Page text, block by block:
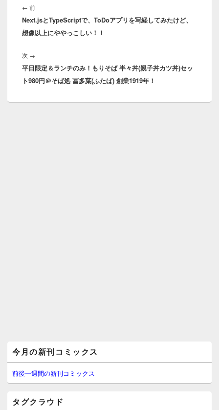
稿
ナ
ビ
ゲ
シ
ョ
ン
← 前前
の
投
Next.jsとTypeScriptで、ToDoアプリを写経してみたけど、
想像以上にややっこしい！！
次 →
の
投
平日限定＆ランチのみ！もりそば 半々丼(親子丼カツ丼)セッ
ト980円＠そば処 冨多葉(ふたば) 創業1919年！
イ
ン
サ
イ
今月の新刊コミックス
前後一週間の新刊コミックス
タグクラウド